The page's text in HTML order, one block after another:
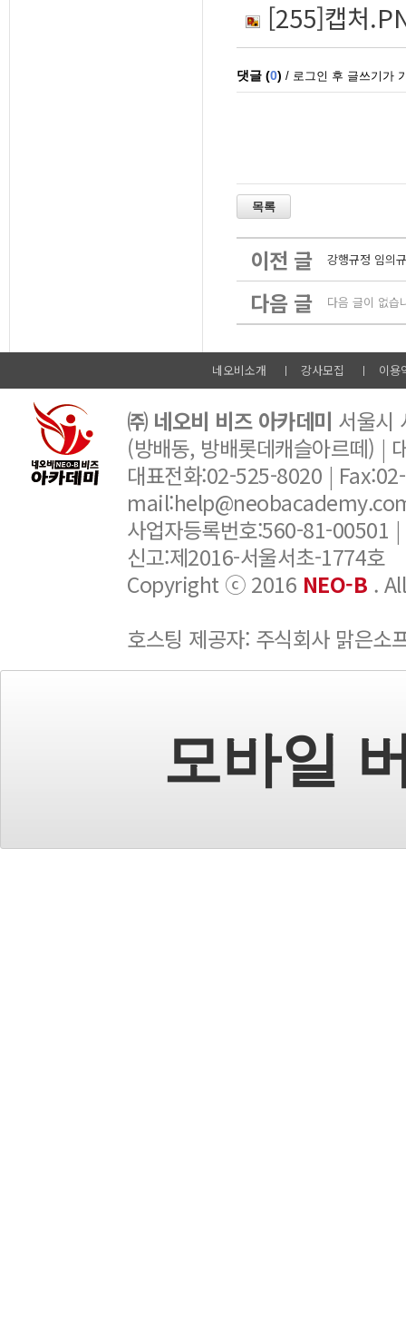
[255]캡처
이전 글 강행규정 임의
다음 글 다음 글이 없습
네오비소개 강사모집 이용
㈜ 네오비 비즈 아카데미 서울시
(방배동, 방배롯데캐슬아르떼) |
대표전화:02-525-8020 |
사업자등록번호:560-81-00501
신고:제2016-서울서초-1774호
Copyright ⓒ 2016 NEO-B .
호스팅 제공자: 주식회사 맑은소
모바일